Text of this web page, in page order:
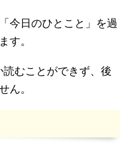
今日のひとこと」を過
す。
むことができず、後
ん。